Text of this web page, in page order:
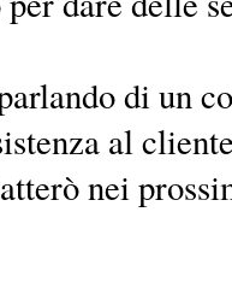
di un
al
nei